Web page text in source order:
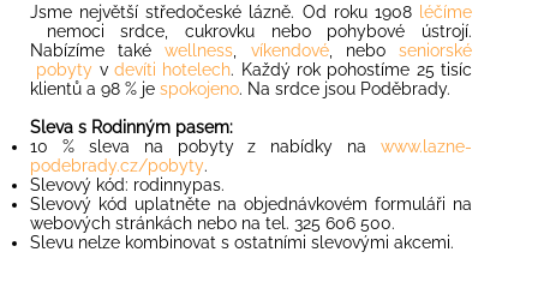
Jsme největší středočeské lázně. Od roku 1908
léčíme
nemoci srdce, cukrovku nebo pohybové ústrojí.
Nabízíme takéwellness víkendové, neboseniorské
pobyty vdevíti hotelech. Každý rok pohostíme 25 tisíc
klientů a 98 % je spokojeno. Na srdce jsou Poděbrady.
Sleva s Rodinným pasem:
10 % sleva na pobyty z nabídky na www.lazne-
podebrady.cz/pobyty.
Slevový kód: rodinnypas.
Slevový kód uplatněte na objednávkovém formuláři na
webových stránkách nebo na tel. 325 606 500.
Slevu nelze kombinovat s ostatními slevovými akcemi.